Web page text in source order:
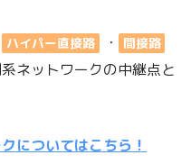
ハイパー直接路 ・ 間接路
ネットワークの中継点と
についてはこちら！